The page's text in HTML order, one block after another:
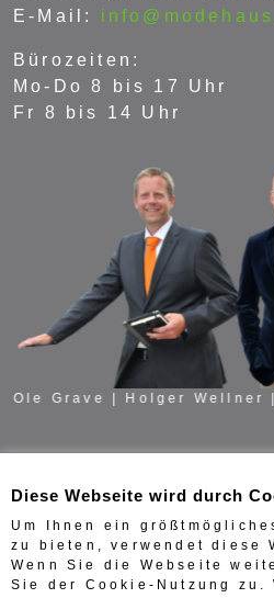
E-Mail:
Bürozeiten:
Mo-Do 8 bis 17 Uhr
Fr 8 bis 14 Uhr
Ole Grave | Holger Wellner
Diese Webseite wird durch
Um Ihnen ein
zu bieten, verwendet diese
Wenn Sie die Webseite
Sie der Cookie-Nutzung zu.